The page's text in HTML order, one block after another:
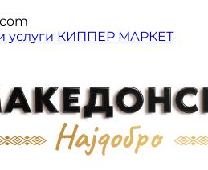
услуги КИППЕР МАРКЕТ